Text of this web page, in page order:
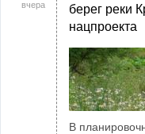
вчера
берег реки
нацпроекта
В